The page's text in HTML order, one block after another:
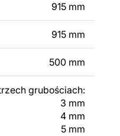
się z nami
915 mm
915 mm
500 mm
grubościach:
3 mm
4 mm
5 mm